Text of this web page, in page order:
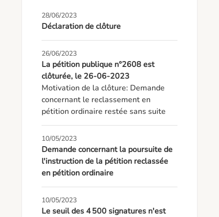
28/06/2023
Déclaration de clôture
26/06/2023
La pétition publique n°2608 est
clôturée, le 26-06-2023
Motivation de la clôture: Demande
concernant le reclassement en
pétition ordinaire restée sans suite
10/05/2023
Demande concernant la poursuite de
l'instruction de la pétition reclassée
en pétition ordinaire
10/05/2023
Le seuil des 4 500 signatures n'est